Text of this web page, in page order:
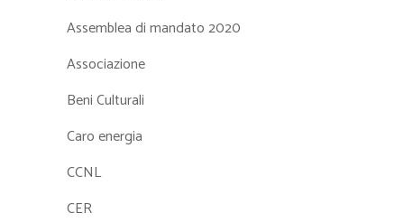
Assemblea di mandato 2020
Associazione
Beni Culturali
Caro energia
CCNL
CER